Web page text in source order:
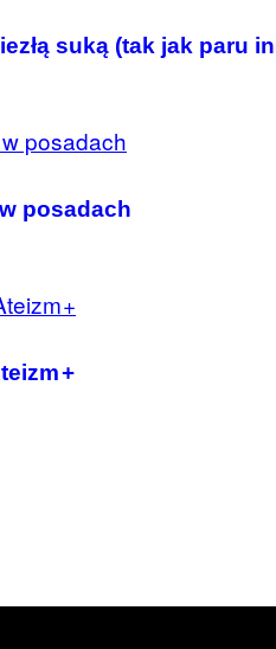
suką (tak jak paru
posadach
+